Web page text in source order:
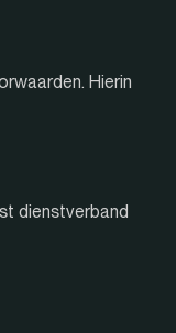
Hierin
dienstverband